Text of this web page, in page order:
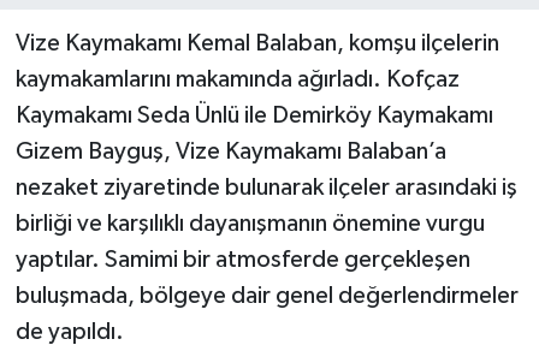
Vize Kaymakamı Kemal Balaban, komşu ilçelerin
kaymakamlarını makamında ağırladı. Kofçaz
Kaymakamı Seda Ünlü ile Demirköy Kaymakamı
Gizem Bayguş, Vize Kaymakamı Balaban’a
nezaket ziyaretinde bulunarak ilçeler arasındaki iş
birliği ve karşılıklı dayanışmanın önemine vurgu
yaptılar. Samimi bir atmosferde gerçekleşen
buluşmada, bölgeye dair genel değerlendirmeler
de yapıldı.